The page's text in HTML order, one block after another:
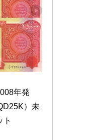
年発
）未
ト